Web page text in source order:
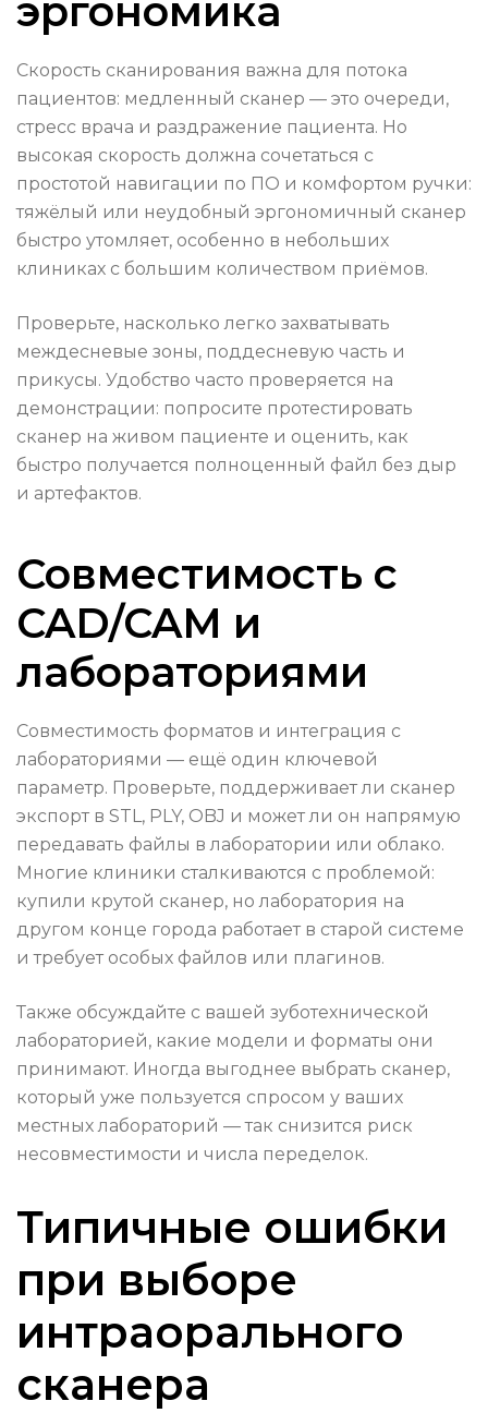
эргономика
Скорость сканирования важна для потока
пациентов: медленный сканер — это очереди,
стресс врача и раздражение пациента. Но
высокая скорость должна сочетаться с
простотой навигации по ПО и комфортом ручки:
тяжёлый или неудобный эргономичный сканер
быстро утомляет, особенно в небольших
клиниках с большим количеством приёмов.
Проверьте, насколько легко захватывать
междесневые зоны, поддесневую часть и
прикусы. Удобство часто проверяется на
демонстрации: попросите протестировать
сканер на живом пациенте и оценить, как
быстро получается полноценный файл без дыр
и артефактов.
Совместимость с
CAD/CAM и
лабораториями
Совместимость форматов и интеграция с
лабораториями — ещё один ключевой
параметр. Проверьте, поддерживает ли сканер
экспорт в STL, PLY, OBJ и может ли он напрямую
передавать файлы в лаборатории или облако.
Многие клиники сталкиваются с проблемой:
купили крутой сканер, но лаборатория на
другом конце города работает в старой системе
и требует особых файлов или плагинов.
Также обсуждайте с вашей зуботехнической
лабораторией, какие модели и форматы они
принимают. Иногда выгоднее выбрать сканер,
который уже пользуется спросом у ваших
местных лабораторий — так снизится риск
несовместимости и числа переделок.
Типичные ошибки
при выборе
интраорального
сканера